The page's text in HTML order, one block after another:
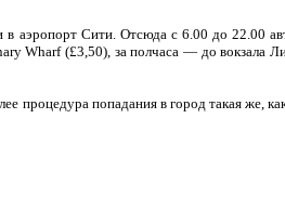
аэропорт Сити. Отсюда с 6.00 до 22.00
Wharf (£3,50), за полчаса — до вокзала
процедура попадания в город такая же,